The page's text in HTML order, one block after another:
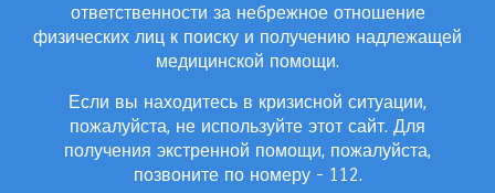
ответственности за небрежное отношение
физических лиц к поиску и получению надлежащей
медицинской помощи.
Если вы находитесь в кризисной ситуации,
пожалуйста, не используйте этот сайт. Для
получения экстренной помощи, пожалуйста,
позвоните по номеру - 112.